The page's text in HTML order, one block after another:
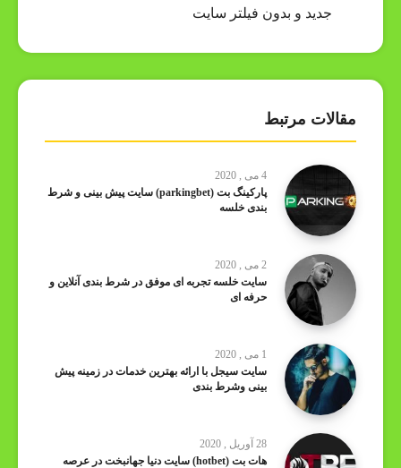
جدید و بدون فیلتر سایت
مقالات مرتبط
4 می , 2020
پارکینگ بت (parkingbet) سایت پیش بینی و شرط
بندی خلسه
2 می , 2020
سایت خلسه تجربه ای موفق در شرط بندی آنلاین و
حرفه ای
1 می , 2020
سایت سیجل با ارائه بهترین خدمات در زمینه پیش
بینی وشرط بندی
28 آوریل , 2020
هات بت (hotbet) سایت دنیا جهانبخت در عرصه